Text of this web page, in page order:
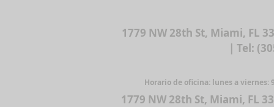
1779 NW 28th St, Miami, FL
| Tel:
Horario de oficina: lunes a viernes:
1779 NW 28th St, Miami, FL